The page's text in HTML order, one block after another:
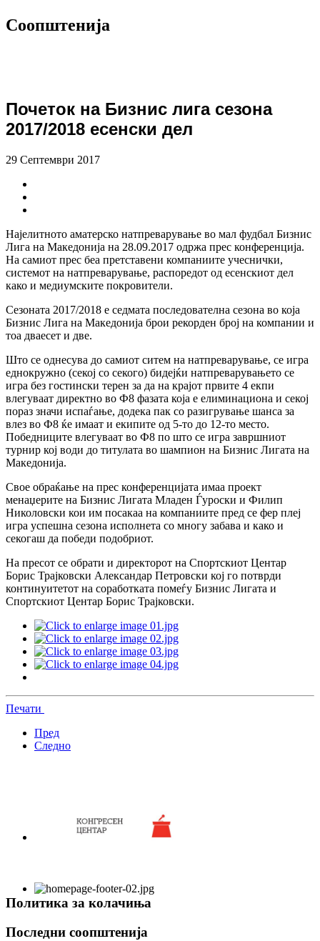
Соопштенија
Почеток на Бизнис лига сезона
2017/2018 есенски дел
29 Септември 2017
Најелитното аматерско натпреварување во мал фудбал Бизнис
Лига на Македонија на 28.09.2017 одржа прес конференција.
На самиот прес беа претставени компаниите учеснички,
системот на натпреварување, распоредот од есенскиот дел
како и медиумските покровители.
Сезоната 2017/2018 е седмата последователна сезона во која
Бизнис Лига на Македонија брои рекорден број на компании и
тоа дваесет и две.
Што се однесува до самиот ситем на натпреварување, се игра
еднокружно (секој со секого) бидејќи натпреварувањето се
игра без гостински терен за да на крајот првите 4 екпи
влегуваат директно во Ф8 фазата која е елиминациона и секој
пораз значи испаѓање, додека пак со разигрување шанса за
влез во Ф8 ќе имаат и екипите од 5-то до 12-то место.
Победниците влегуваат во Ф8 по што се игра завршниот
турнир кој води до титулата во шампион на Бизнис Лигата на
Македонија.
Свое обраќање на прес конференцијата имаа проект
менаџерите на Бизнис Лигата Младен Ѓуроски и Филип
Николовски кои им посакаа на компаниите пред се фер плеј
игра успешна сезона исполнета со многу забава и како и
секогаш да победи подобриот.
На пресот се обрати и директорот на Спортскиот Центар
Борис Трајковски Александар Петровски кој го потврди
континуитетот на соработката помеѓу Бизнис Лигата и
Спортскиот Центар Борис Трајковски.
Печати
Пред
Следно
Политика за колачиња
Последни соопштенија